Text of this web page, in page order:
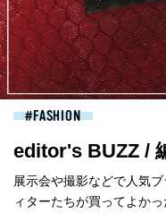
FASHION
editor's BUZZ /
展示会や撮影などで人気
ィターたちが買ってよか